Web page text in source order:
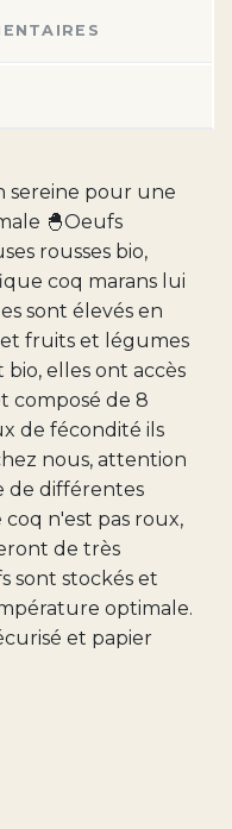
sereine pour une
🐣Oeufs
rousses bio,
coq marans lui
sont élevés en
fruits et légumes
elles ont accès
composé de 8
de fécondité ils
nous, attention
de différentes
n'est pas roux,
de très
sont stockés et
optimale.
et papier